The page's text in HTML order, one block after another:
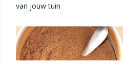
van jouw tuin